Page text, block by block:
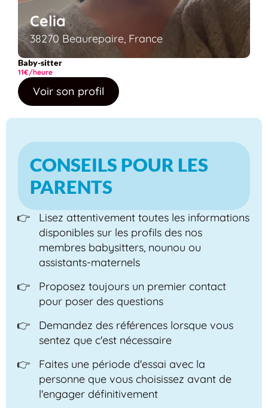
Celia
38270 Beaurepaire, France
Baby-sitter
11€/heure
Voir son profil
CONSEILS POUR LES
PARENTS
Lisez attentivement toutes les informations
disponibles sur les profils des nos
membres babysitters, nounou ou
assistants-maternels
Proposez toujours un premier contact
pour poser des questions
Demandez des références lorsque vous
sentez que c'est nécessaire
Faites une période d'essai avec la
personne que vous choisissez avant de
l'engager définitivement